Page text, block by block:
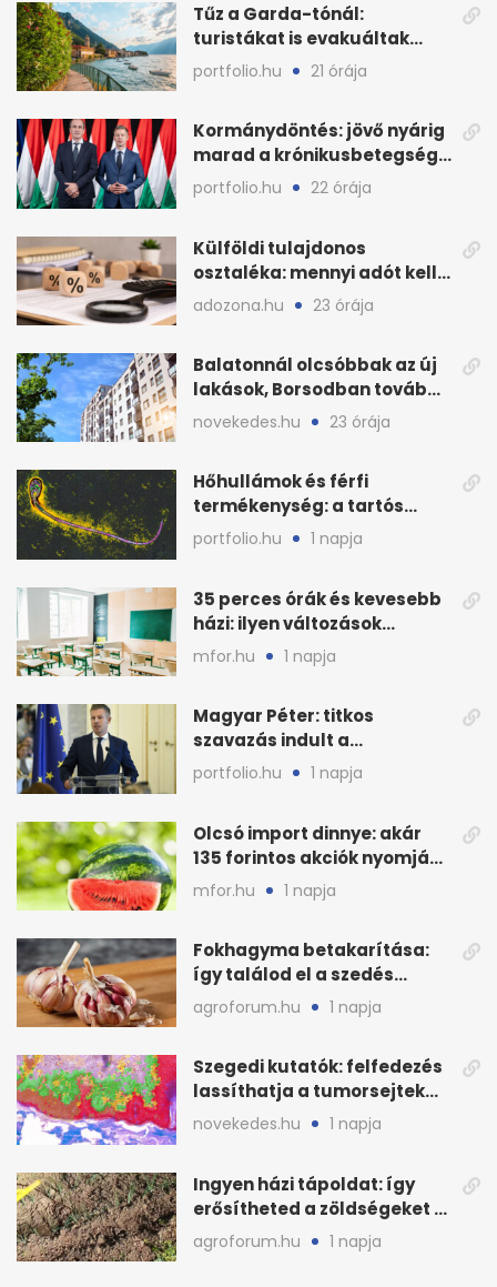
Tűz a Garda-tónál:
turistákat is evakuáltak
Tignale térségéből
portfolio.hu 21 órája
Kormánydöntés: jövő nyárig
marad a krónikusbetegség-
menedzsment
portfolio.hu 22 órája
Külföldi tulajdonos
osztaléka: mennyi adót kell
levonni 2026-ban?
adozona.hu 23 órája
Balatonnál olcsóbbak az új
lakások, Borsodban tovább
drágulnak
novekedes.hu 23 órája
Hőhullámok és férfi
termékenység: a tartós
hőstressz kimutathatóan
ront
portfolio.hu 1 napja
35 perces órák és kevesebb
házi: ilyen változások
jöhetnek az iskolákban
mfor.hu 1 napja
Magyar Péter: titkos
szavazás indult a
köztársasági elnökjelöltről
portfolio.hu 1 napja
Olcsó import dinnye: akár
135 forintos akciók nyomják
le a piacot
mfor.hu 1 napja
Fokhagyma betakarítása:
így találod el a szedés
legjobb időpontját
agroforum.hu 1 napja
Szegedi kutatók: felfedezés
lassíthatja a tumorsejtek
terjedését
novekedes.hu 1 napja
Ingyen házi tápoldat: így
erősítheted a zöldségeket a
hőhullám után
agroforum.hu 1 napja